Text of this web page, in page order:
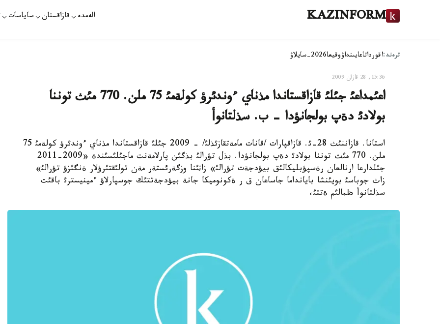
KAZINFORM الەمدە قازاقستان ساياسات
ترەند:اقورداتاعايىنداۋوقيعا2026-سايلاۋ
15:36, 28 قازان 2009
اعئمداعئ جئلئ قازاقستاندا مذناي ءوندئرؤ كولةمئ 75 ملن. 770 مئث توننا
بولادئ دةپ بولجانؤدا - ب. سذلتانوأ
استانا. قازاننئث 28-ئ. قازاقپارات /قانات مامةتقازئذلئ/ - 2009 جئلئ قازاقستاندا مذناي ءوندئرؤ كولةمئ 75
ملن. 770 مئث توننا بولادئ دةپ بولجانؤدا. بذل تؤرالئ بذگئن پارلامةنت ماجئلئسئندة «2009-2011
جئلدارعا ارنالعان رةسپؤبليكالئق بيؤدجةت تؤرالئ» زاثئنا وزگةرئستةر مةن تولئقتئرؤلار ةنگئزؤ تؤرالئ»
زاث جوباسئ بويئنشا بايانداما جاساعان ق ر ةكونوميكا جانة بيؤدجةتتئك جوسپارلاؤ ءمينيسترئ باقئت
سذلتانوأ ظمالئم ةتتئ،